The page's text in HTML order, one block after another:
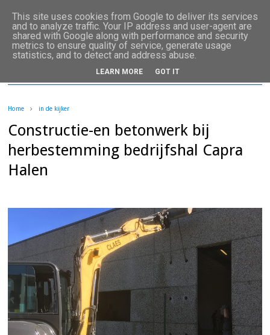
Home in de kijker
Constructie-en betonwerk bij
herbestemming bedrijfshal Capra
Halen
This site uses cookies from Google to deliver its services
and to analyze traffic. Your IP address and user-agent are
shared with Google along with performance and security
metrics to ensure quality of service, generate usage
statistics, and to detect and address abuse.
LEARN MORE GOT IT